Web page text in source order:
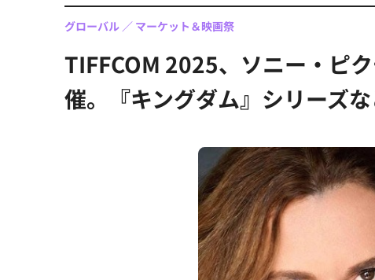
TIFFCOM 2025、ソニー・ピ
催。『キングダム』シリーズ
グローバル マーケット＆映画祭